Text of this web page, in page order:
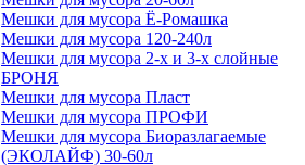
Мешки для мусора Ё-Ромашка
Мешки для мусора 120-240л
Мешки для мусора 2-х и 3-х слойные
БРОНЯ
Мешки для мусора Пласт
Мешки для мусора ПРОФИ
Мешки для мусора Биоразлагаемые
(ЭКОЛАЙФ) 30-60л